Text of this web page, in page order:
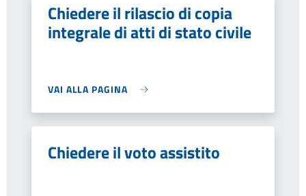
Chiedere il rilascio di copia
integrale di atti di stato civile
VAI ALLA PAGINA
Chiedere il voto assistito